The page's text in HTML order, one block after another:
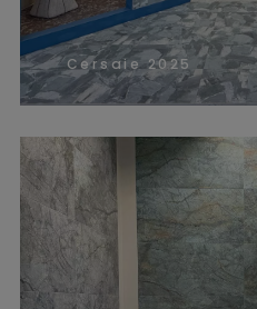
Cersaie 2025